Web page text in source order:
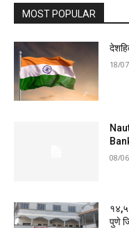
MOST POPULAR
18/
08/
पुणे